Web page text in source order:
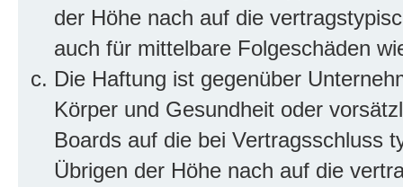
der Höhe nach auf die
auch für mittelbare Folgeschäden
Die Haftung ist gegenüber
Körper und Gesundheit oder
Boards auf die bei Vertragsschluss
Übrigen der Höhe nach auf die